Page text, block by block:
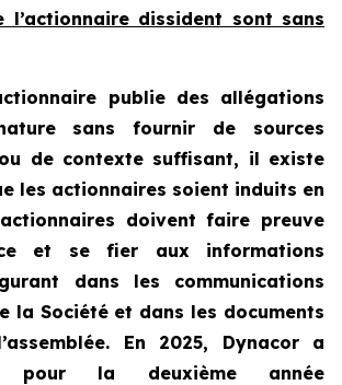
l’actionnaire dissident sont sans
publie des allégations
sans fournir de sources
de contexte suffisant, il existe
les actionnaires soient induits en
doivent faire preuve
et se fier aux informations
dans les communications
la Société et dans les documents
En 2025, Dynacor a
pour la deuxième année